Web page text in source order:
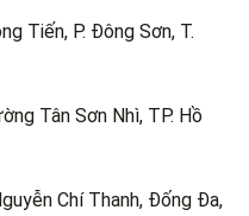
Tiến, P. Đông Sơn, T.
Tân Sơn Nhì, TP. Hồ
Chí Thanh, Đống Đa,